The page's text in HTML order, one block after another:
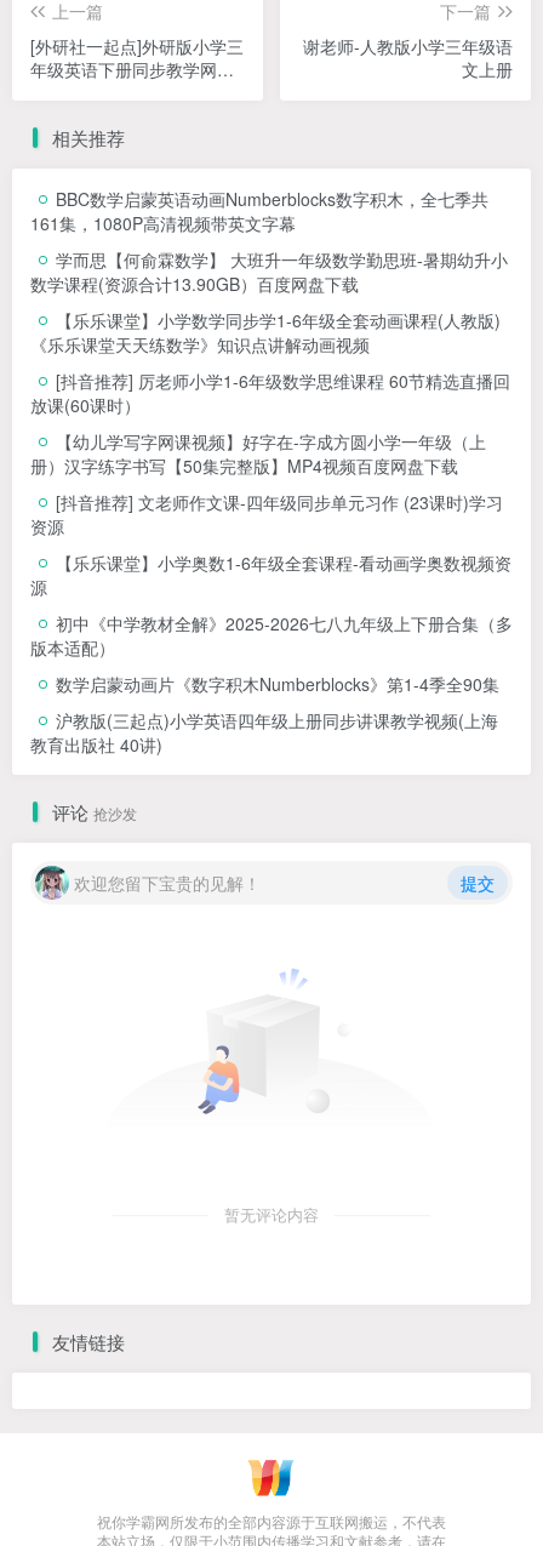
上一篇
[外研社一起点]外研版小学三
年级英语下册同步教学网课
下一篇
谢老师-人教版小学三年级语
文上册
相关推荐
BBC数学启蒙英语动画Numberblocks数字积木，全七季共
161集，1080P高清视频带英文字幕
学而思【何俞霖数学】 大班升一年级数学勤思班-暑期幼升小
数学课程(资源合计13.90GB）百度网盘下载
【乐乐课堂】小学数学同步学1-6年级全套动画课程(人教版)
《乐乐课堂天天练数学》知识点讲解动画视频
[抖音推荐] 厉老师小学1-6年级数学思维课程 60节精选直播回
放课(60课时）
【幼儿学写字网课视频】好字在-字成方圆小学一年级（上
册）汉字练字书写【50集完整版】MP4视频百度网盘下载
[抖音推荐] 文老师作文课-四年级同步单元习作 (23课时)学习
资源
【乐乐课堂】小学奥数1-6年级全套课程-看动画学奥数视频资
源
初中《中学教材全解》2025-2026七八九年级上下册合集（多
版本适配）
数学启蒙动画片《数字积木Numberblocks》第1-4季全90集
沪教版(三起点)小学英语四年级上册同步讲课教学视频(上海
教育出版社 40讲)
评论 抢沙发
欢迎您留下宝贵的见解！ 提交
暂无评论内容
友情链接
祝你学霸网所发布的全部内容源于互联网搬运，不代表
本站立场，仅限于小范围内传播学习和文献参考，请在